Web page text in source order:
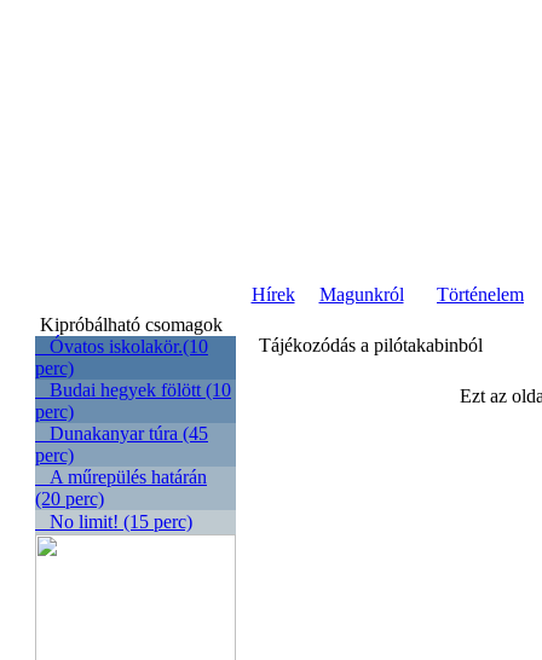
Hírek Magunkról
Történelem
Kipróbálható csomagok
Óvatos iskolakör.(10
perc)
Budai hegyek fölött (10
perc)
Dunakanyar túra (45
perc)
A műrepülés határán
(20 perc)
No limit! (15 perc)
Tájékozódás a pilótakabinból
Ezt az